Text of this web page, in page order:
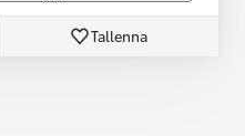
Tallenna